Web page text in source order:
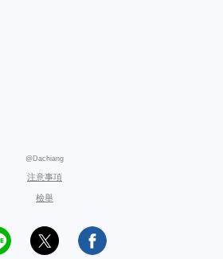
@Dachiang
注意事項
檢舉